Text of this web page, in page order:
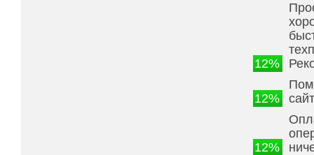
12%
12%
12%